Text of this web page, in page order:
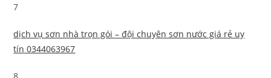
7
dịch vụ sơn nhà trọn gói – đội chuyên sơn nước giá rẻ uy
tín 0344063967